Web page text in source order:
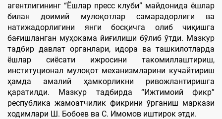
агентлигининг “Ёшлар пресс клуби” майдонида ёшлар
билан доимий мулоқотлар самарадорлиги ва
натижадорлигини янги босқичга олиб чиқишга
бағишланган муҳокама йиғилиши бўлиб ўтди. Мазкур
тадбир давлат органлари, идора ва ташкилотларда
ёшлар сиёсати ижросини такомиллаштириш,
институционал мулоқот механизмларини кучайтириш
ҳамда амалий ҳамкорликни ривожлантиришга
қаратилди. Мазкур тадбирда “Ижтимоий фикр”
республика жамоатчилик фикрини ўрганиш маркази
ходимлари Ш. Бобоев ва С. Имомов иштирок этди.